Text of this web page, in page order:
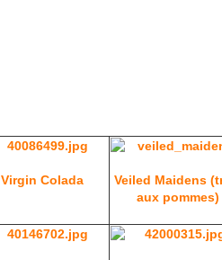
Virgin Colada
Veiled Maidens
aux pommes)